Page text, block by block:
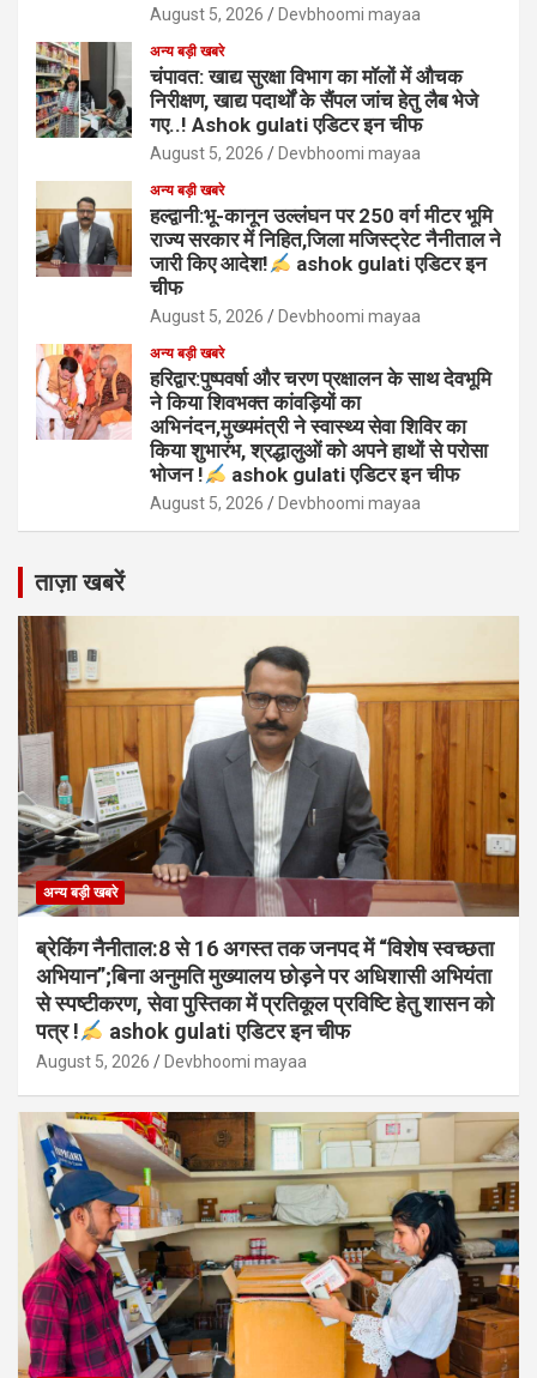
August 5, 2026 Devbhoomi mayaa
अन्य बड़ी खबरे
चंपावत: खाद्य सुरक्षा विभाग का मॉलों में औचक
निरीक्षण, खाद्य पदार्थों के सैंपल जांच हेतु लैब भेजे
गए..! Ashok gulati एडिटर इन चीफ
August 5, 2026 Devbhoomi mayaa
अन्य बड़ी खबरे
हल्द्वानी:भू-कानून उल्लंघन पर 250 वर्ग मीटर भूमि
राज्य सरकार में निहित,जिला मजिस्ट्रेट नैनीताल ने
जारी किए आदेश!
ashok gulati एडिटर इन
चीफ
August 5, 2026 Devbhoomi mayaa
अन्य बड़ी खबरे
हरिद्वार:पुष्पवर्षा और चरण प्रक्षालन के साथ देवभूमि
ने किया शिवभक्त कांवड़ियों का
अभिनंदन,मुख्यमंत्री ने स्वास्थ्य सेवा शिविर का
किया शुभारंभ, श्रद्धालुओं को अपने हाथों से परोसा
भोजन !
ashok gulati एडिटर इन चीफ
August 5, 2026 Devbhoomi mayaa
ताज़ा खबरें
अन्य बड़ी खबरे
ब्रेकिंग नैनीताल:8 से 16 अगस्त तक जनपद में “विशेष स्वच्छता
अभियान”;बिना अनुमति मुख्यालय छोड़ने पर अधिशासी अभियंता
से स्पष्टीकरण, सेवा पुस्तिका में प्रतिकूल प्रविष्टि हेतु शासन को
पत्र !
ashok gulati एडिटर इन चीफ
August 5, 2026 Devbhoomi mayaa